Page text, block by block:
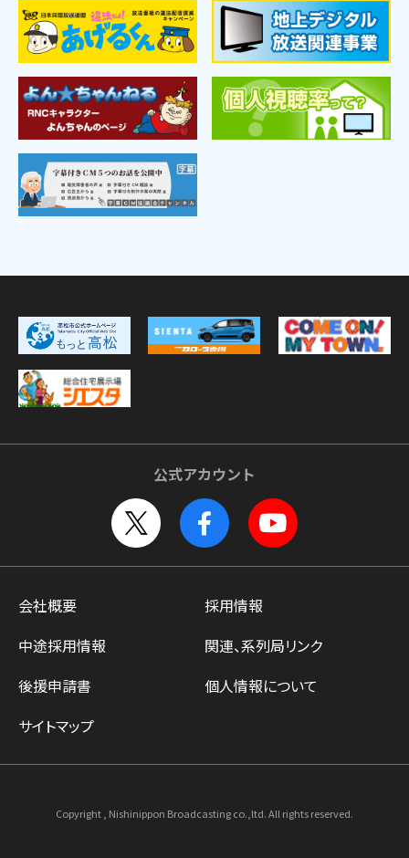
公式アカウント
会社概要
採用情報
中途採用情報
関連、系列局リンク
後援申請書
個人情報について
サイトマップ
Copyright , Nishinippon Broadcasting co.,ltd. All rights reserved.